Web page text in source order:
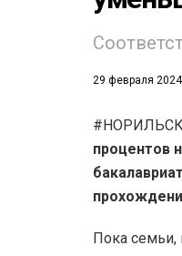
29 февраля 2024
#НОРИЛЬСК.
процентов
Пока семьи,